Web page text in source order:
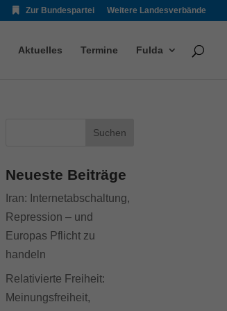
Zur Bundespartei Weitere Landesverbände
Aktuelles Termine Fulda
Neueste Beiträge
Iran: Internetabschaltung,
Repression – und
Europas Pflicht zu
handeln
Relativierte Freiheit:
Meinungsfreiheit,